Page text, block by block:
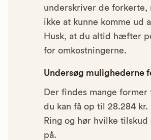
underskriver de forkerte,
ikke at kunne komme ud
Husk, at du altid hæfter
for omkostningerne.
Undersøg mulighederne
Der findes mange former
du kan få op til 28.284 kr.
Ring og hør hvilke tilskud
på.